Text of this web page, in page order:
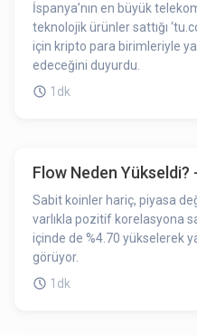
İspanya’nın en büyük
teknolojik ürünler sattığı
için kripto para birimleriyle
edeceğini duyurdu.
1dk
Flow Neden Yükseldi?
Sabit koinler hariç, piyasa
varlıkla pozitif korelasyona
içinde de %4.70 yükselerek
görüyor.
1dk